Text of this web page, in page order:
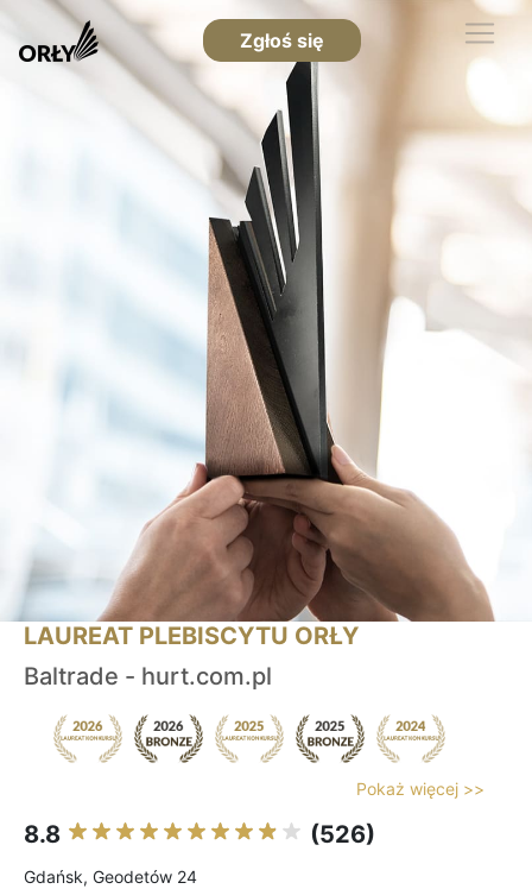
Zgłoś się
LAUREAT PLEBISCYTU ORŁY
Baltrade - hurt.com.pl
Pokaż więcej >>
8.8 (526)
Gdańsk, Geodetów 24